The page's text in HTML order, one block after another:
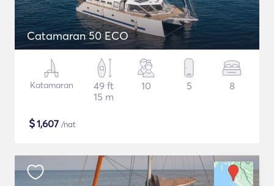
Catamaran 50 ECO
Katamaran
49 ft
15 m
10 5 8
$1,607 /nat